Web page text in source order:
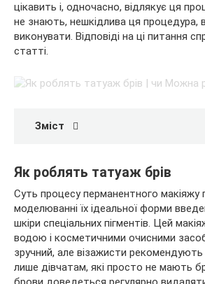
цікавить і, одночасно, відлякує ця
не знають, нешкідлива ця процедура,
виконувати. Відповіді на ці питання
статті.
Зміст
Як роблять татуаж брів
Суть процесу перманентного макіяжу
моделюванні їх ідеальної форми
шкіри спеціальних пігментів. Цей
водою і косметичними очисними
зручний, але візажисти
лише дівчатам, які просто не мають